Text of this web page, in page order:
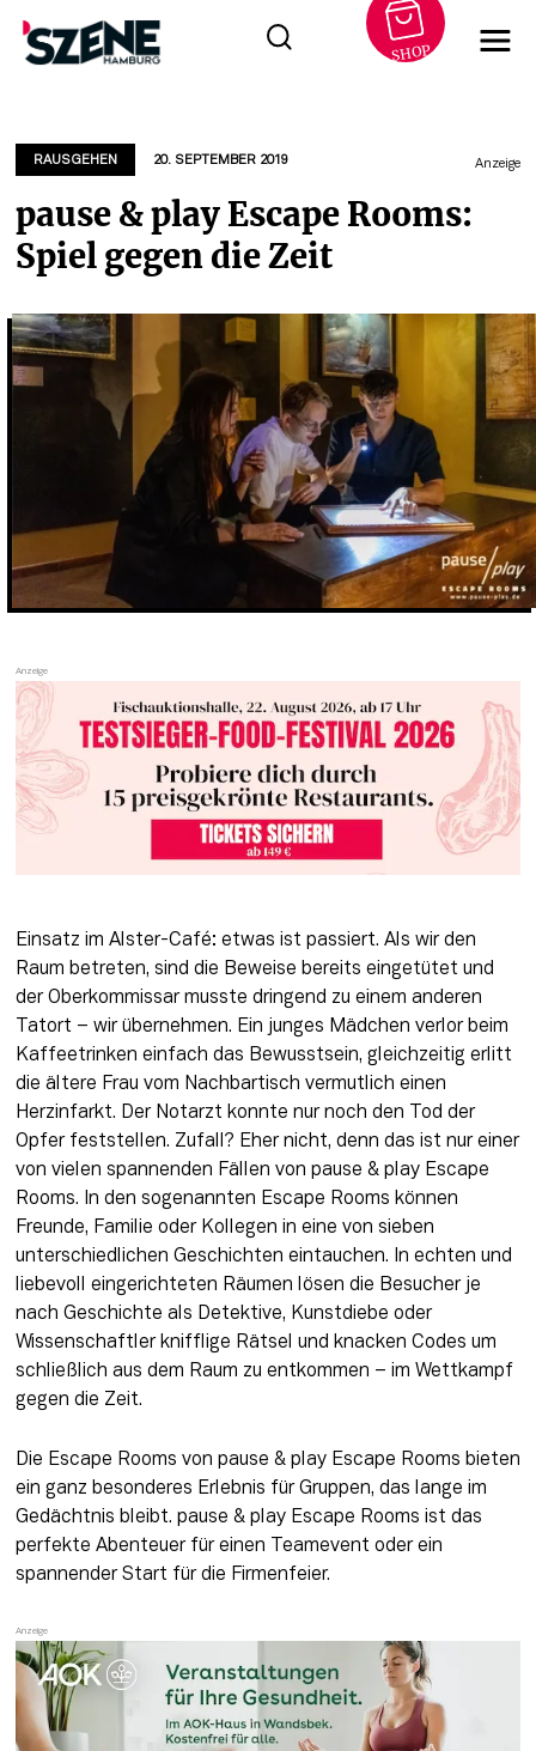
springen
SHOP
RAUSGEHEN 20. SEPTEMBER 2019 Anzeige
pause & play Escape Rooms:
Spiel gegen die Zeit
Einsatz im Alster-Café: etwas ist passiert. Als wir den
Raum betreten, sind die Beweise bereits eingetütet und
der Oberkommissar musste dringend zu einem anderen
Tatort – wir übernehmen. Ein junges Mädchen verlor beim
Kaffeetrinken einfach das Bewusstsein, gleichzeitig erlitt
die ältere Frau vom Nachbartisch vermutlich einen
Herzinfarkt. Der Notarzt konnte nur noch den Tod der
Opfer feststellen. Zufall? Eher nicht, denn das ist nur einer
von vielen spannenden Fällen von pause & play Escape
Rooms. In den sogenannten Escape Rooms können
Freunde, Familie oder Kollegen in eine von sieben
unterschiedlichen Geschichten eintauchen. In echten und
liebevoll eingerichteten Räumen lösen die Besucher je
nach Geschichte als Detektive, Kunstdiebe oder
Wissenschaftler knifflige Rätsel und knacken Codes um
schließlich aus dem Raum zu entkommen – im Wettkampf
gegen die Zeit.
Die Escape Rooms von pause & play Escape Rooms bieten
ein ganz besonderes Erlebnis für Gruppen, das lange im
Gedächtnis bleibt. pause & play Escape Rooms ist das
perfekte Abenteuer für einen Teamevent oder ein
spannender Start für die Firmenfeier.